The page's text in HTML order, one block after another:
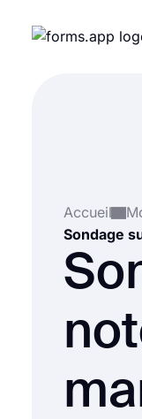
Accueil